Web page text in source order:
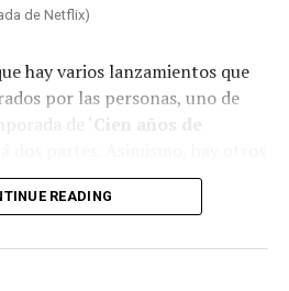
de Netflix)
hay varios lanzamientos que
por las personas, uno de
de ‘Cien años de
aclamados.
READING